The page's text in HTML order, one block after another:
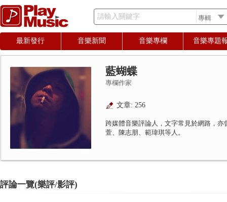
請輸入關鍵字
最新發行 音樂新聞 音樂專欄 音樂專題
藍蝴蝶
專欄作家
文章: 256
跨媒體音樂評論人，文字常見於網路，
萱、陳志朋、範瑋琪等人。
評論一覽(樂評/影評)